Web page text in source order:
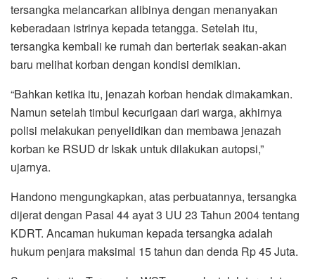
tersangka melancarkan alibinya dengan menanyakan
keberadaan istrinya kepada tetangga. Setelah itu,
tersangka kembali ke rumah dan berteriak seakan-akan
baru melihat korban dengan kondisi demikian.
“Bahkan ketika itu, jenazah korban hendak dimakamkan.
Namun setelah timbul kecurigaan dari warga, akhirnya
polisi melakukan penyelidikan dan membawa jenazah
korban ke RSUD dr Iskak untuk dilakukan autopsi,”
ujarnya.
Handono mengungkapkan, atas perbuatannya, tersangka
dijerat dengan Pasal 44 ayat 3 UU 23 Tahun 2004 tentang
KDRT. Ancaman hukuman kepada tersangka adalah
hukum penjara maksimal 15 tahun dan denda Rp 45 Juta.